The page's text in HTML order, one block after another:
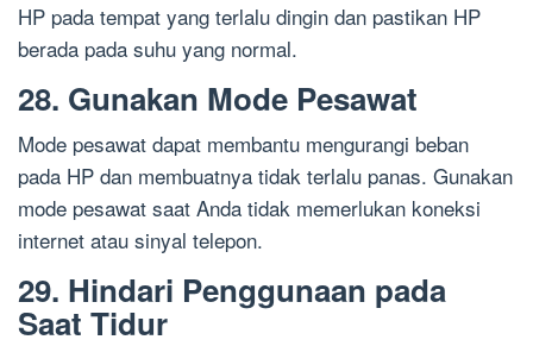
HP pada tempat yang terlalu dingin dan pastikan HP
berada pada suhu yang normal.
28. Gunakan Mode Pesawat
Mode pesawat dapat membantu mengurangi beban
pada HP dan membuatnya tidak terlalu panas. Gunakan
mode pesawat saat Anda tidak memerlukan koneksi
internet atau sinyal telepon.
29. Hindari Penggunaan pada
Saat Tidur